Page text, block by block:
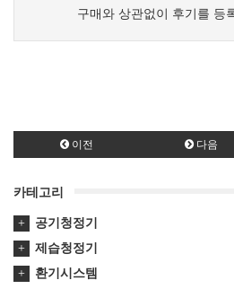
구매와 상관없이 후기를 등
이전 다음
카테고리
공기청정기
제습청정기
환기시스템